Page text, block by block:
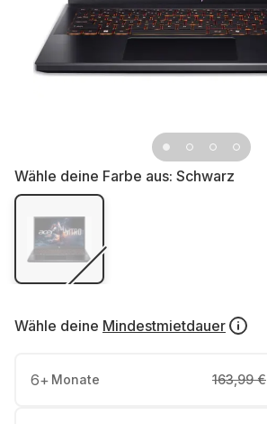
Wähle deine Farbe aus: Schwarz
Wähle deine Mindestmietdauer
6+ Monate 163,99 €